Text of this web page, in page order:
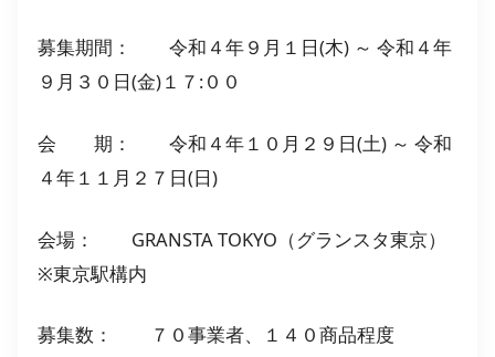
募集期間： 令和４年９月１日(木) ～ 令和４年
９月３０日(金)１７:００
会 期： 令和４年１０月２９日(土) ～ 令和
４年１１月２７日(日)
会場： GRANSTA TOKYO（グランスタ東京）
※東京駅構内
募集数： ７０事業者、１４０商品程度